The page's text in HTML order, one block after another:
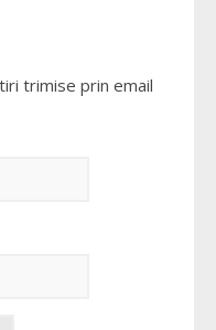
trimise prin email